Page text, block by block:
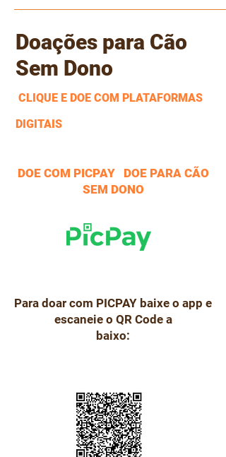
Doações para Cão
Sem Dono
CLIQUE E DOE COM PLATAFORMAS
DIGITAIS
DOE COM PICPAY DOE PARA CÃO
SEM DONO
Para doar com PICPAY baixe o app e
escaneie o QR Code a
baixo: